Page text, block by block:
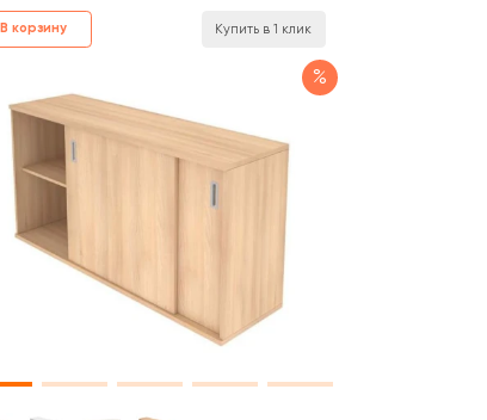
В корзину Купить в 1 клик
%